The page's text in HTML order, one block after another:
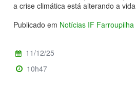
a crise climática está alterando a
Publicado em Notícias IF Farroupilha
11/12/25
10h47